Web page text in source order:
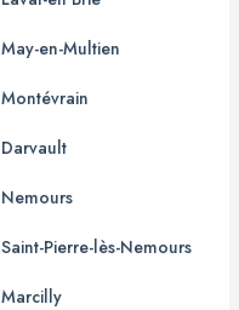
May-en-Multien
Montévrain
Darvault
Nemours
Saint-Pierre-lès-Nemours
Marcilly